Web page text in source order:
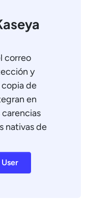
correo
y
copia de
en
carencias
nativas de